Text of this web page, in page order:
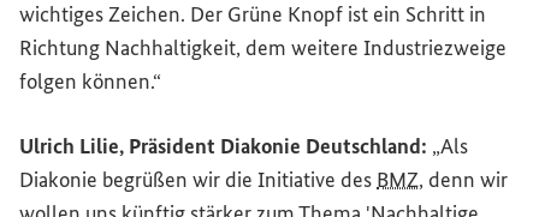
wichtiges Zeichen. Der Grüne Knopf ist ein Schritt in
Richtung Nachhaltigkeit, dem weitere Industriezweige
folgen können.“
Ulrich Lilie, Präsident Diakonie Deutschland: „Als
Diakonie begrüßen wir die Initiative des BMZ, denn wir